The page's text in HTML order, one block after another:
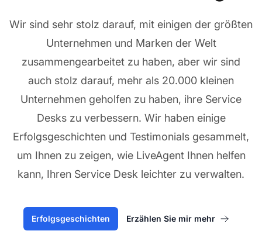
Wir sind sehr stolz darauf, mit einigen der größten
Unternehmen und Marken der Welt
zusammengearbeitet zu haben, aber wir sind
auch stolz darauf, mehr als 20.000 kleinen
Unternehmen geholfen zu haben, ihre Service
Desks zu verbessern. Wir haben einige
Erfolgsgeschichten und Testimonials gesammelt,
um Ihnen zu zeigen, wie LiveAgent Ihnen helfen
kann, Ihren Service Desk leichter zu verwalten.
Erfolgsgeschichten Erzählen Sie mir mehr